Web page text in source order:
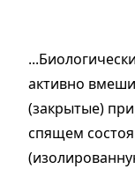
активно
(закрытые)
спящем